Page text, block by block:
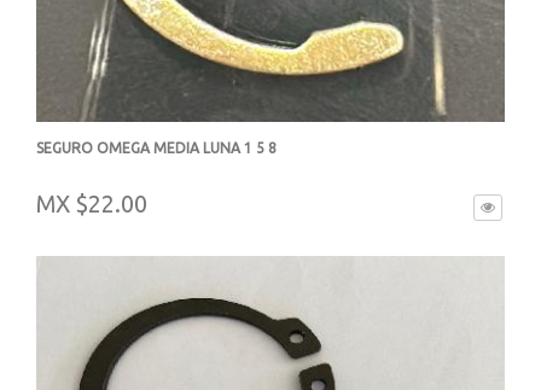
SEGURO OMEGA MEDIA LUNA 1 5 8
MX $22.00